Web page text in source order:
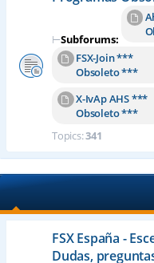
⊢Subforums:
FSX-Join ***
Obsoleto ***
X-IvAp AHS ***
Obsoleto ***
Topics:341
FSX España -
Dudas,